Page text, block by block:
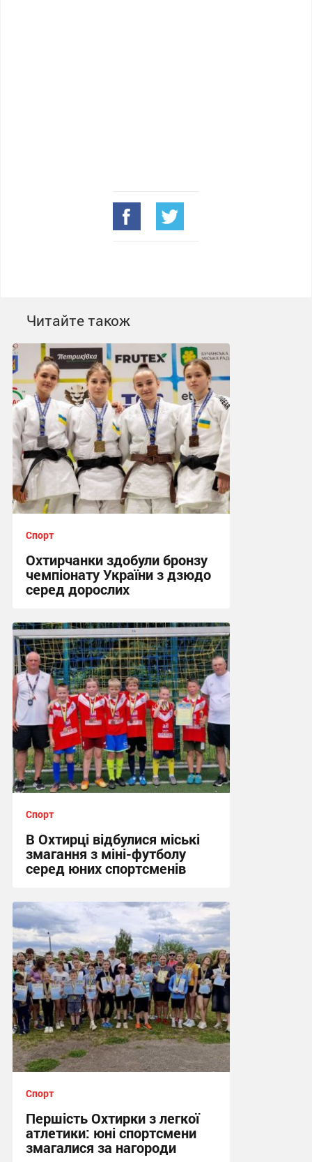
Читайте також
Спорт
Охтирчанки здобули бронзу
чемпіонату України з дзюдо
серед дорослих
12:25, 24.07.2026
Спорт
В Охтирці відбулися міські
змагання з міні-футболу
серед юних спортсменів
12:09, 15.06.2026
Спорт
Першість Охтирки з легкої
атлетики: юні спортсмени
змагалися за нагороди